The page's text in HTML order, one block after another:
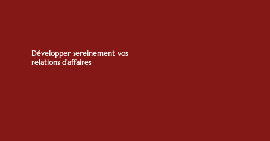
Développer sereinement vos
relations d'affaires